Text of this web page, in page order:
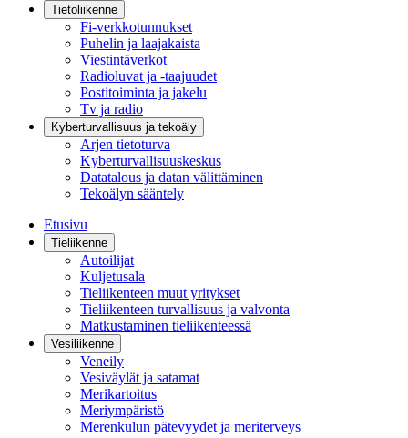
Tietoliikenne
Fi-verkkotunnukset
Puhelin ja laajakaista
Viestintäverkot
Radioluvat ja -taajuudet
Postitoiminta ja jakelu
Tv ja radio
Kyberturvallisuus ja tekoäly
Arjen tietoturva
Kyberturvallisuuskeskus
Datatalous ja datan välittäminen
Tekoälyn sääntely
Etusivu
Tieliikenne
Autoilijat
Kuljetusala
Tieliikenteen muut yritykset
Tieliikenteen turvallisuus ja valvonta
Matkustaminen tieliikenteessä
Vesiliikenne
Veneily
Vesiväylät ja satamat
Merikartoitus
Meriympäristö
Merenkulun pätevyydet ja meriterveys